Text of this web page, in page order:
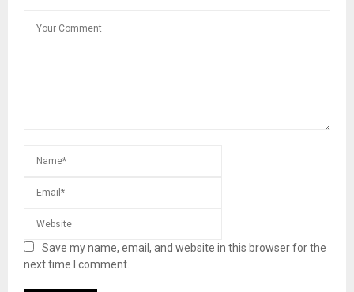
Save my name, email, and website in this browser for the
next time I comment.